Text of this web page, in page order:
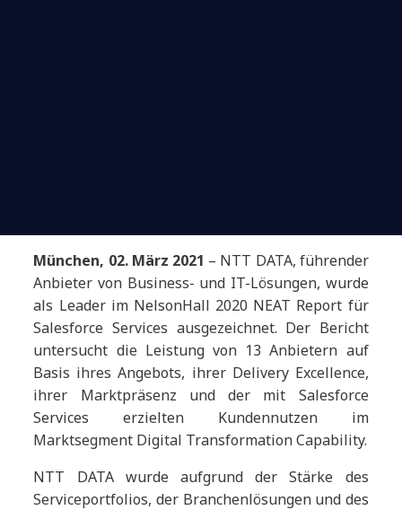
München, 02. März 2021 – NTT DATA, führender
Anbieter von Business- und IT-Lösungen, wurde
als Leader im NelsonHall 2020 NEAT Report für
Salesforce Services ausgezeichnet. Der Bericht
untersucht die Leistung von 13 Anbietern auf
Basis ihres Angebots, ihrer Delivery Excellence,
ihrer Marktpräsenz und der mit Salesforce
Services erzielten Kundennutzen im
Marktsegment Digital Transformation Capability.
NTT DATA wurde aufgrund der Stärke des
Serviceportfolios, der Branchenlösungen und des